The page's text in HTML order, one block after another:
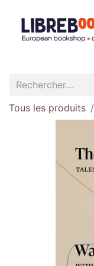
Tous les produits